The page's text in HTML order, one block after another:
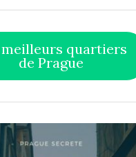
meilleurs quartiers
de Prague